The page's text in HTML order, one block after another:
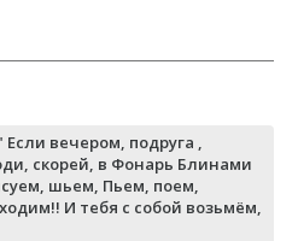
вечером, подруга ,
скорей, в Фонарь Блинами
шьем, Пьем, поем,
И тебя с собой возьмём,